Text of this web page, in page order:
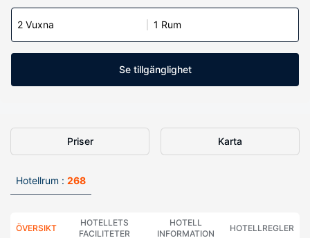
2 Vuxna 1 Rum
Se tillgänglighet
Priser Karta
Hotellrum : 268
ÖVERSIKT
HOTELLETS
FACILITETER
HOTELL
INFORMATION
HOTELLREGLER